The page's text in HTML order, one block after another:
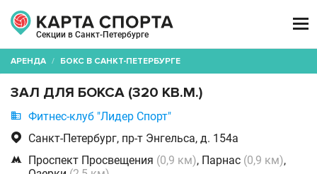
Секции в Санкт-Петербурге

АРЕНДА / БОКС В САНКТ-ПЕТЕРБУРГЕ
ЗАЛ ДЛЯ БОКСА (320 КВ.М.)
 Фитнес-клуб "Лидер Спорт"
 Санкт-Петербург, пр-т Энгельса, д. 154а
 Проспект Просвещения (0,9 км), Парнас (0,9 км),